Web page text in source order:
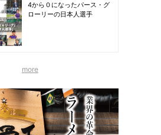
4から０になったパース・グ
ローリーの日本人選手
more